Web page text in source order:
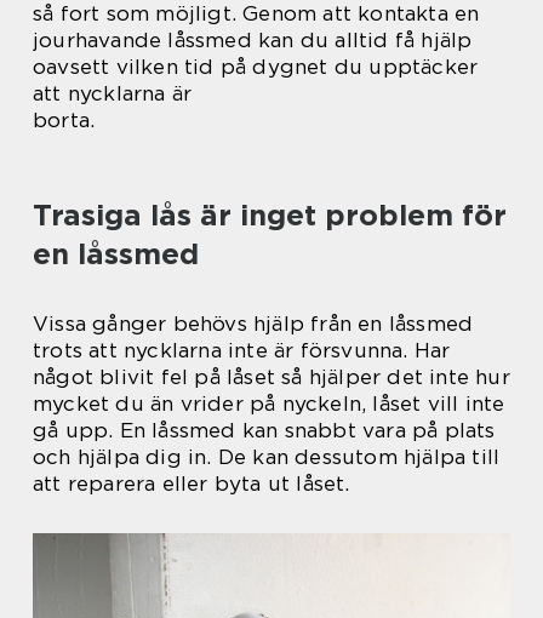
så fort som möjligt. Genom att kontakta en
jourhavande låssmed kan du alltid få hjälp
oavsett vilken tid på dygnet du upptäcker
att nycklarna är
borta.
Trasiga lås är inget problem för
en låssmed
Vissa gånger behövs hjälp från en låssmed
trots att nycklarna inte är försvunna. Har
något blivit fel på låset så hjälper det inte hur
mycket du än vrider på nyckeln, låset vill inte
gå upp. En låssmed kan snabbt vara på plats
och hjälpa dig in. De kan dessutom hjälpa till
att reparera eller byta ut låset.